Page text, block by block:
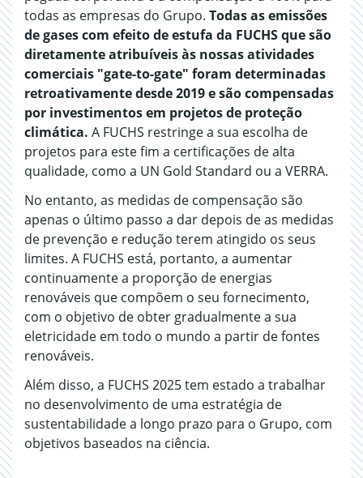
todas as empresas do Grupo. Todas as emissões
de gases com efeito de estufa da FUCHS que são
diretamente atribuíveis às nossas atividades
comerciais "gate-to-gate" foram determinadas
retroativamente desde 2019 e são compensadas
por investimentos em projetos de proteção
climática. A FUCHS restringe a sua escolha de
projetos para este fim a certificações de alta
qualidade, como a UN Gold Standard ou a VERRA.
No entanto, as medidas de compensação são
apenas o último passo a dar depois de as medidas
de prevenção e redução terem atingido os seus
limites. A FUCHS está, portanto, a aumentar
continuamente a proporção de energias
renováveis que compõem o seu fornecimento,
com o objetivo de obter gradualmente a sua
eletricidade em todo o mundo a partir de fontes
renováveis.
Além disso, a FUCHS 2025 tem estado a trabalhar
no desenvolvimento de uma estratégia de
sustentabilidade a longo prazo para o Grupo, com
objetivos baseados na ciência.